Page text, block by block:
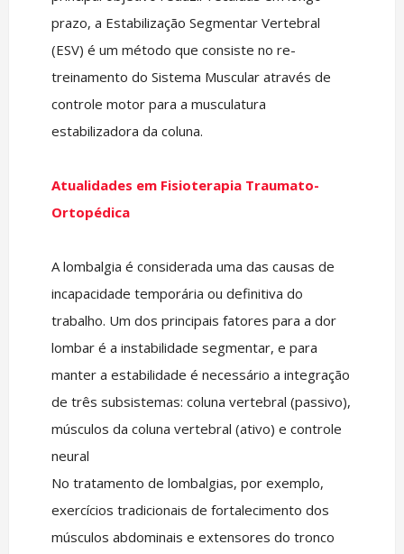
prazo, a Estabilização Segmentar Vertebral
(ESV) é um método que consiste no re-
treinamento do Sistema Muscular através de
controle motor para a musculatura
estabilizadora da coluna.
Atualidades em Fisioterapia Traumato-
Ortopédica
A lombalgia é considerada uma das causas de
incapacidade temporária ou definitiva do
trabalho. Um dos principais fatores para a dor
lombar é a instabilidade segmentar, e para
manter a estabilidade é necessário a integração
de três subsistemas: coluna vertebral (passivo),
músculos da coluna vertebral (ativo) e controle
neural
No tratamento de lombalgias, por exemplo,
exercícios tradicionais de fortalecimento dos
músculos abdominais e extensores do tronco